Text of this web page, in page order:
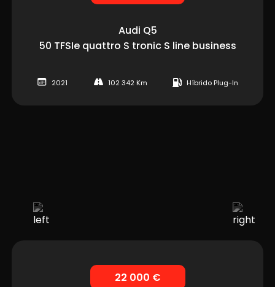
Audi Q5
50 TFSIe quattro S tronic S line business
2021 102 342 Km Híbrido Plug-In
22 000 €